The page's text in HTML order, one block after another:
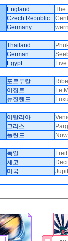
England
The
Czech Republic
Germany
Thailand
German
Egypt
포르투칼
이집트
Le
뉴질랜드
이탈리아
그리스
폴란드
독일
체코
미국